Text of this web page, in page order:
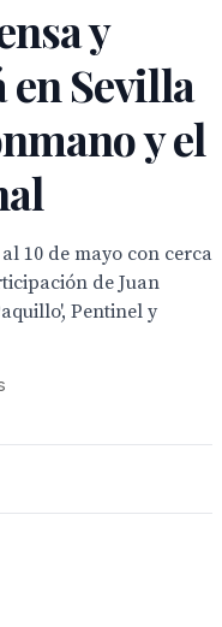
y
Sevilla
y el
10 de mayo con cerca
de Juan
Pentinel y